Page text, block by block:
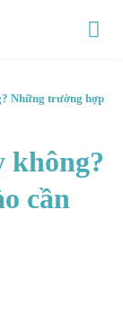
Những trường hợp
không?
cần